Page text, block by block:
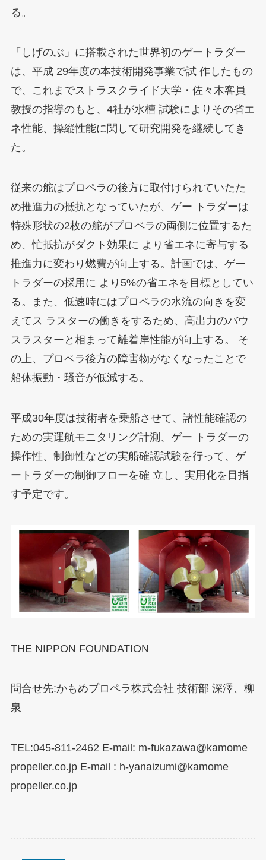
る。
「しげのぶ」に搭載された世界初のゲートラダー
は、平成 29年度の本技術開発事業で試 作したもの
で、これまでストラスクライド大学・佐々木客員
教授の指導のもと、4社が水槽 試験によりその省エ
ネ性能、操縦性能に関して研究開発を継続してき
た。
従来の舵はプロペラの後方に取付けられていたた
め推進力の抵抗となっていたが、ゲー トラダーは
特殊形状の2枚の舵がプロペラの両側に位置するた
め、忙抵抗がダクト効果に より省エネに寄与する
推進力に変わり燃費が向上する。計画では、ゲー
トラダーの採用に より5%の省エネを目標としてい
る。また、低速時にはプロペラの水流の向きを変
えてス ラスターの働きをするため、高出力のバウ
スラスターと相まって離着岸性能が向上する。 そ
の上、プロペラ後方の障害物がなくなったことで
船体振動・騒音が低減する。
平成30年度は技術者を乗船させて、諸性能確認の
ための実運航モニタリング計測、ゲー トラダーの
操作性、制御性などの実船確認試験を行って、ゲ
ートラダーの制御フローを確 立し、実用化を目指
す予定です。
THE NIPPON FOUNDATION
問合せ先:かもめプロペラ株式会社 技術部 深澤、柳
泉
TEL:045-811-2462 E-mail: m-fukazawa@kamome
propeller.co.jp E-mail : h-yanaizumi@kamome
propeller.co.jp